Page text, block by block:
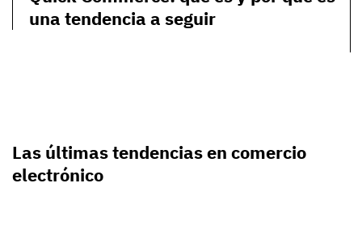
una tendencia a seguir
Las últimas tendencias en comercio
electrónico